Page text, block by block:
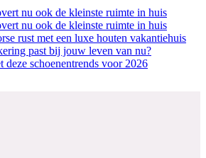
nu ook de kleinste ruimte in huis
nu ook de kleinste ruimte in huis
rust met een luxe houten vakantiehuis
past bij jouw leven van nu?
deze schoenentrends voor 2026